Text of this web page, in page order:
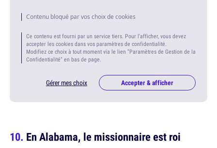
Contenu bloqué par vos choix de cookies
Ce contenu est fourni par un service tiers. Pour l'afficher, vous devez
accepter les cookies dans vos paramètres de confidentialité.
Modifiez ce choix à tout moment via le lien "Paramètres de Gestion de la
Confidentialité" en bas de page.
Gérer mes choix Accepter & afficher
En Alabama, le missionnaire est roi